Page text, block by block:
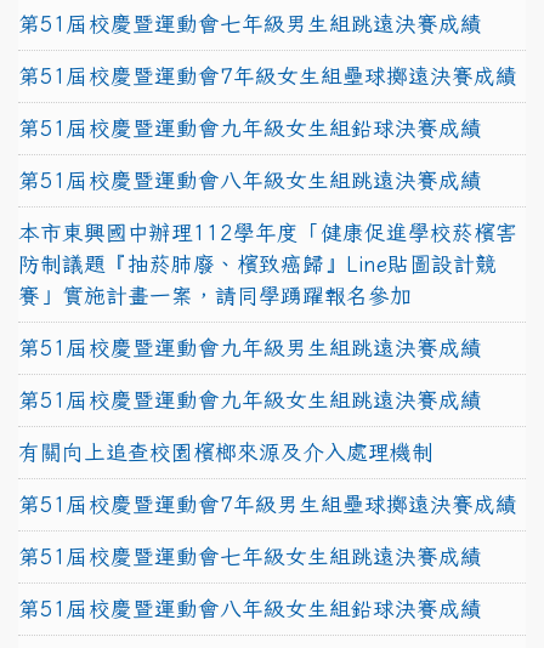
第51屆校慶暨運動會七年級男生組跳遠決賽成績
第51屆校慶暨運動會7年級女生組壘球擲遠決賽成績
第51屆校慶暨運動會九年級女生組鉛球決賽成績
第51屆校慶暨運動會八年級女生組跳遠決賽成績
本市東興國中辦理112學年度「健康促進學校菸檳害
防制議題『抽菸肺廢、檳致癌歸』Line貼圖設計競
賽」實施計畫一案，請同學踴躍報名參加
第51屆校慶暨運動會九年級男生組跳遠決賽成績
第51屆校慶暨運動會九年級女生組跳遠決賽成績
有關向上追查校園檳榔來源及介入處理機制
第51屆校慶暨運動會7年級男生組壘球擲遠決賽成績
第51屆校慶暨運動會七年級女生組跳遠決賽成績
第51屆校慶暨運動會八年級女生組鉛球決賽成績